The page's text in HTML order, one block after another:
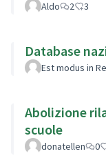
Aldo 2 3
Database
Est modus in
Abolizione
scuole
donatellen 0